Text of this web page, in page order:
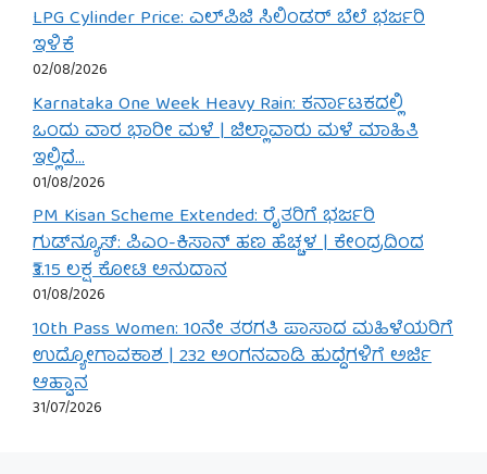
LPG Cylinder Price: ಎಲ್‌ಪಿಜಿ ಸಿಲಿಂಡರ್ ಬೆಲೆ ಭರ್ಜರಿ
ಇಳಿಕೆ
02/08/2026
Karnataka One Week Heavy Rain: ಕರ್ನಾಟಕದಲ್ಲಿ
ಒಂದು ವಾರ ಭಾರೀ ಮಳೆ | ಜಿಲ್ಲಾವಾರು ಮಳೆ ಮಾಹಿತಿ
ಇಲ್ಲಿದೆ…
01/08/2026
PM Kisan Scheme Extended: ರೈತರಿಗೆ ಭರ್ಜರಿ
ಗುಡ್‌ನ್ಯೂಸ್: ಪಿಎಂ-ಕಿಸಾನ್ ಹಣ ಹೆಚ್ಚಳ | ಕೇಂದ್ರದಿಂದ
₹3.15 ಲಕ್ಷ ಕೋಟಿ ಅನುದಾನ
01/08/2026
10th Pass Women: 10ನೇ ತರಗತಿ ಪಾಸಾದ ಮಹಿಳೆಯರಿಗೆ
ಉದ್ಯೋಗಾವಕಾಶ | 232 ಅಂಗನವಾಡಿ ಹುದ್ದೆಗಳಿಗೆ ಅರ್ಜಿ
ಆಹ್ವಾನ
31/07/2026